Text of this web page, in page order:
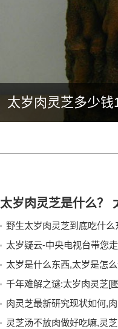
太岁肉灵芝多少
2022年太岁肉灵
野生太岁肉灵芝到底吃什么
太岁疑云-中央电视台带您
太岁是什么东西,太岁是怎
千年难解之谜:太岁肉灵芝[
肉灵芝最新研究现状如何,
灵芝汤不放肉做好吃嘛,灵